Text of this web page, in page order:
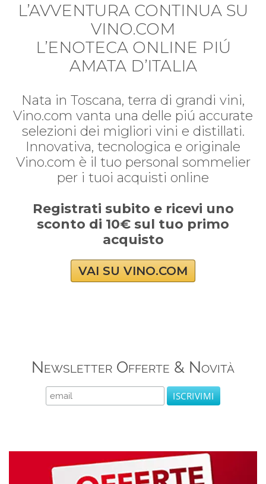
L’AVVENTURA CONTINUA SU
VINO.COM
L’ENOTECA ONLINE PIÚ
AMATA D’ITALIA
Nata in Toscana, terra di grandi vini,
Vino.com vanta una delle piú accurate
selezioni dei migliori vini e distillati.
Innovativa, tecnologica e originale
Vino.com è il tuo personal sommelier
per i tuoi acquisti online
Registrati subito e ricevi uno
sconto di 10€ sul tuo primo
acquisto
VAI SU VINO.COM
Newsletter Offerte & Novità